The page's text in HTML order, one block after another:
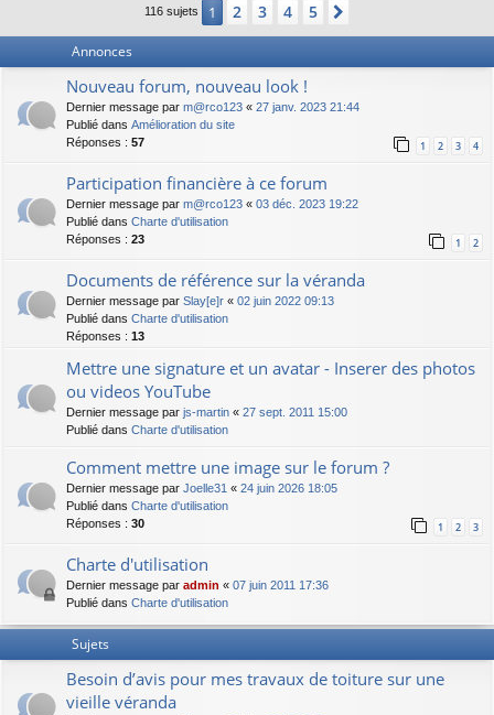
116 sujets 1 2 3 4 5
Annonces
Nouveau forum, nouveau look !
Dernier message par m@rco123 « 27 janv. 2023 21:44
Publié dans Amélioration du site
Réponses : 57 1 2 3 4
Participation financière à ce forum
Dernier message par m@rco123 « 03 déc. 2023 19:22
Publié dans Charte d'utilisation
Réponses : 23 1 2
Documents de référence sur la véranda
Dernier message par Slay[e]r « 02 juin 2022 09:13
Publié dans Charte d'utilisation
Réponses : 13
Mettre une signature et un avatar - Inserer des photos
ou videos YouTube
Dernier message par js-martin « 27 sept. 2011 15:00
Publié dans Charte d'utilisation
Comment mettre une image sur le forum ?
Dernier message par Joelle31 « 24 juin 2026 18:05
Publié dans Charte d'utilisation
Réponses : 30 1 2 3
Charte d'utilisation
Dernier message par admin « 07 juin 2011 17:36
Publié dans Charte d'utilisation
Sujets
Besoin d’avis pour mes travaux de toiture sur une
vieille véranda